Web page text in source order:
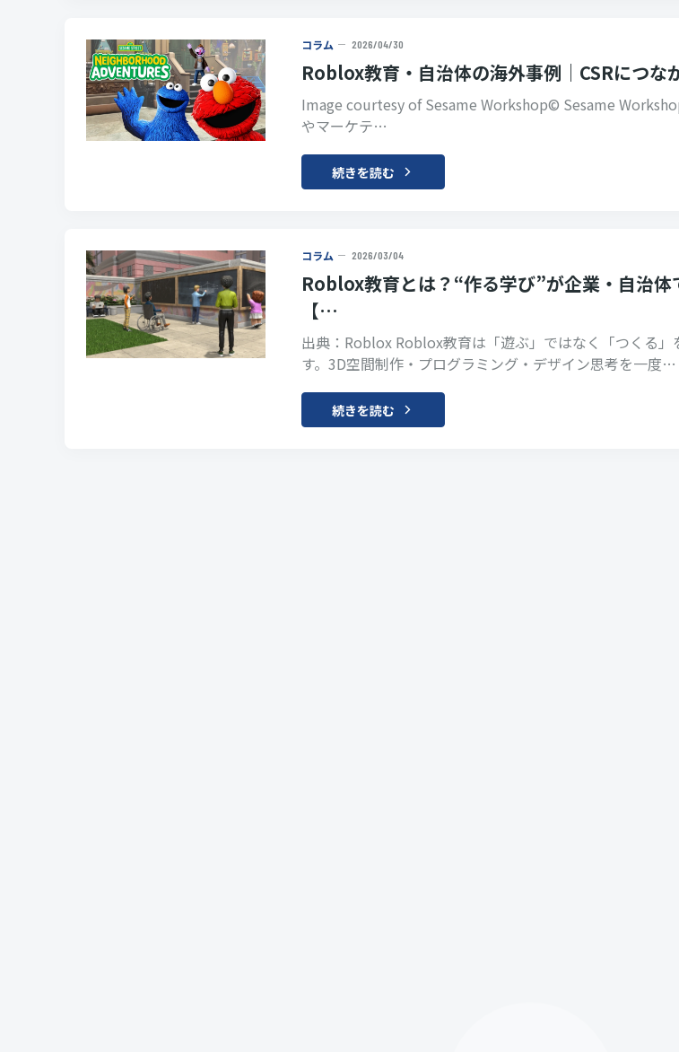
コラム 2026/04/30
Roblox教育・自治体の海外事例｜CSRにつ
Image courtesy of Sesame Workshop© Sesame
やマーケテ…
続きを読む
コラム 2026/03/04
Roblox教育とは？“作る学び”が企業・自治体
【…
出典：Roblox Roblox教育は「遊ぶ」ではなく「つくる」
す。3D空間制作・プログラミング・デザイン思考を一度…
続きを読む